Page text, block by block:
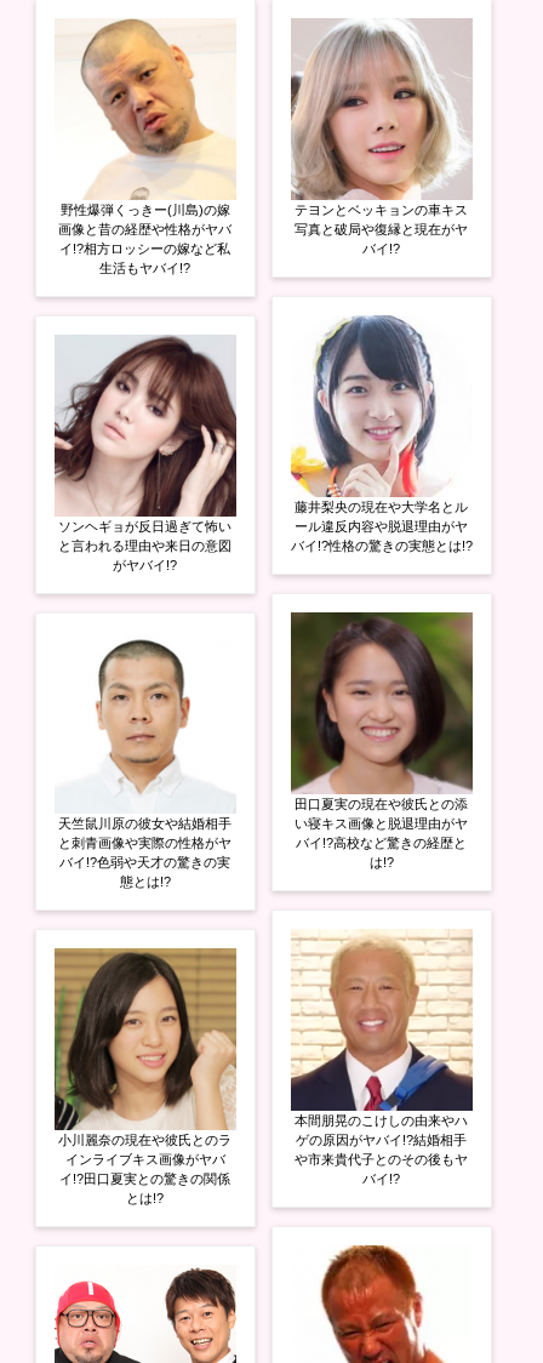
野性爆弾くっきー(川島)の嫁
画像と昔の経歴や性格がヤバ
イ!?相方ロッシーの嫁など私
生活もヤバイ!?
ソンヘギョが反日過ぎて怖い
と言われる理由や来日の意図
がヤバイ!?
天竺鼠川原の彼女や結婚相手
と刺青画像や実際の性格がヤ
バイ!?色弱や天才の驚きの実
態とは!?
小川麗奈の現在や彼氏とのラ
インライブキス画像がヤバ
イ!?田口夏実との驚きの関係
とは!?
テヨンとベッキョンの車キス
写真と破局や復縁と現在がヤ
バイ!?
藤井梨央の現在や大学名とル
ール違反内容や脱退理由がヤ
バイ!?性格の驚きの実態とは!?
田口夏実の現在や彼氏との添
い寝キス画像と脱退理由がヤ
バイ!?高校など驚きの経歴と
は!?
本間朋晃のこけしの由来やハ
ゲの原因がヤバイ!?結婚相手
や市来貴代子とのその後もヤ
バイ!?